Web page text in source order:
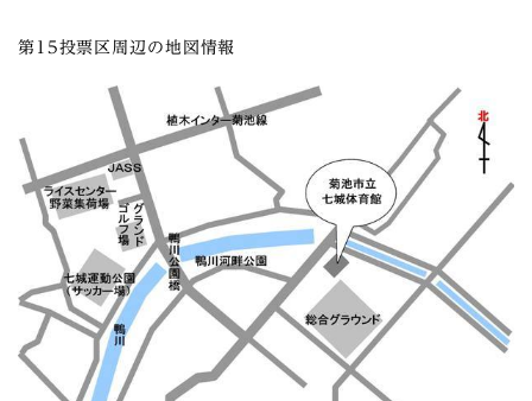
第15投票区周辺の地図情報